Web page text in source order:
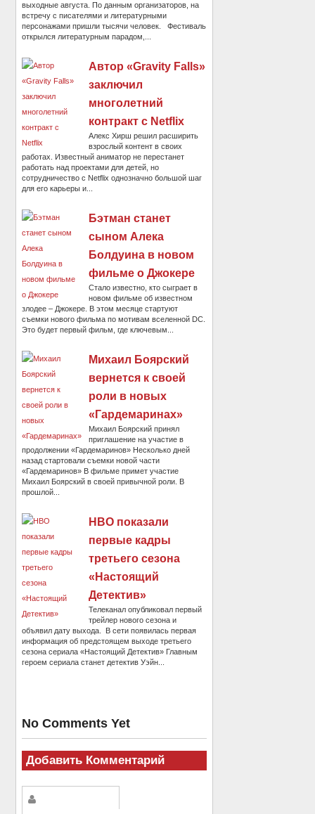
выходные августа. По данным организаторов, на
встречу с писателями и литературными
персонажами пришли тысячи человек. Фестиваль
открылся литературным парадом,...
Автор «Gravity Falls»
заключил
многолетний
контракт с Netflix
Алекс Хирш решил расширить
взрослый контент в своих
работах. Известный аниматор не перестанет
работать над проектами для детей, но
сотрудничество с Netflix однозначно большой шаг
для его карьеры и...
Бэтман станет
сыном Алека
Болдуина в новом
фильме о Джокере
Стало известно, кто сыграет в
новом фильме об известном
злодее – Джокере. В этом месяце стартуют
съемки нового фильма по мотивам вселенной DC.
Это будет первый фильм, где ключевым...
Михаил Боярский
вернется к своей
роли в новых
«Гардемаринах»
Михаил Боярский принял
приглашение на участие в
продолжении «Гардемаринов» Несколько дней
назад стартовали съемки новой части
«Гардемаринов» В фильме примет участие
Михаил Боярский в своей привычной роли. В
прошлой...
HBO показали
первые кадры
третьего сезона
«Настоящий
Детектив»
Телеканал опубликовал первый
трейлер нового сезона и
объявил дату выхода. В сети появилась первая
информация об предстоящем выходе третьего
сезона сериала «Настоящий Детектив» Главным
героем сериала станет детектив Уэйн...
No Comments Yet
Добавить Комментарий